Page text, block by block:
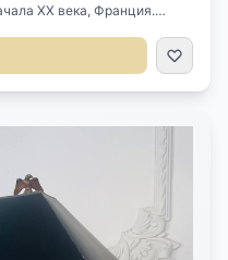
XX века, Франция.
см. Цена за пару.